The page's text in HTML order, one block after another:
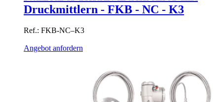
Druckmittlern - FKB - NC - K3
Ref.: FKB-NC–K3
Angebot anfordern